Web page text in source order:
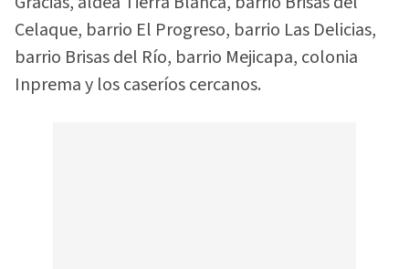
Celaque, barrio El Progreso, barrio Las Delicias,
barrio Brisas del Río, barrio Mejicapa, colonia
Inprema y los caseríos cercanos.